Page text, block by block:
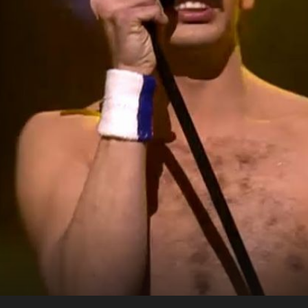
je
"ZNAM DA TI NIJE BILO LAKO..."
Kakve riječi! Jacques Houdek
prokomentirao nastup Devina Juraja u
našem hit-showu